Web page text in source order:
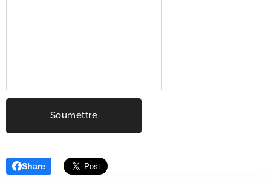
Soumettre
Share